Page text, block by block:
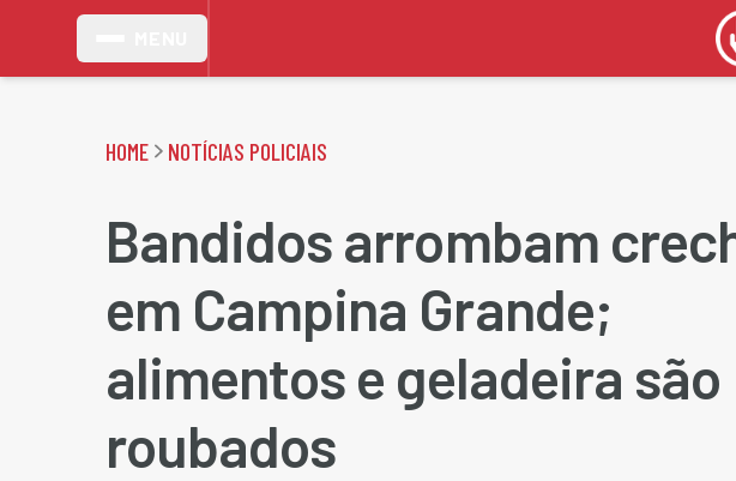
HOME NOTÍCIAS POLICIAIS
Bandidos arrombam
em Campina Grande;
alimentos e geladeira são
roubados